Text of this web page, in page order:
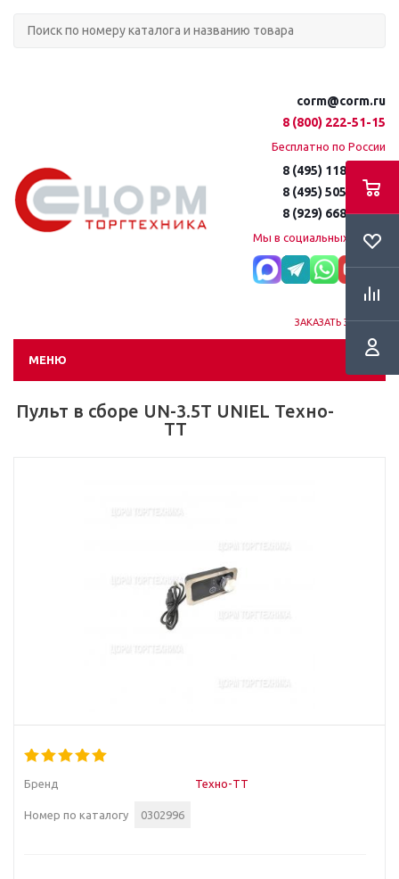
corm@corm.ru
8 (800) 222-51-15
Бесплатно по России
8 (495) 118-61-16
8 (495) 505-51-15
8 (929) 668-95-35
Мы в социальных сетях:
ЗАКАЗАТЬ ЗВОНОК
МЕНЮ
Пульт в сборе UN-3.5T UNIEL Техно-
ТТ
Бренд Техно-ТТ
Номер по каталогу 0302996